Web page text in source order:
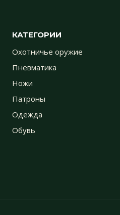
КАТЕГОРИИ
Охотничье оружие
Пневматика
Ножи
Патроны
Одежда
Обувь